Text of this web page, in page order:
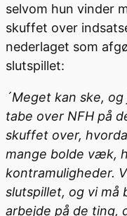
selvom hun vinder
skuffet over
nederlaget som
slutspillet:
´Meget kan ske,
tabe over NFH på
skuffet over,
mange bolde væk,
kontramuligheder.
slutspillet, og vi må
arbejde på de ting,